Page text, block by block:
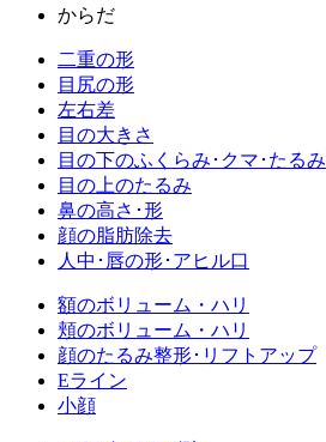
からだ
二重の形
目尻の形
左右差
目の大きさ
目の下のふくらみ･クマ･たるみ
目の上のたるみ
鼻の高さ･形
顔の脂肪除去
人中･唇の形･アヒル口
額のボリューム・ハリ
頬のボリューム・ハリ
顔のたるみ整形･リフトアップ
Eライン
小顔